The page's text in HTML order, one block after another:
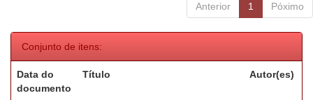
Anterior 1 Póximo
Conjunto de itens:
Data do
documento
Título Autor(es)